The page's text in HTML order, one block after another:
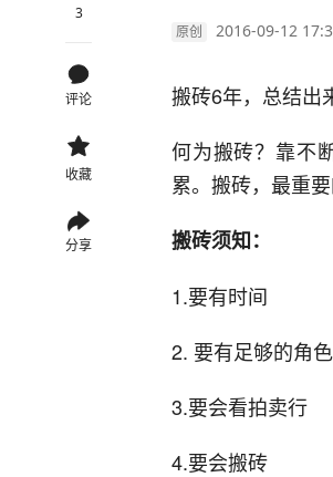
3
评论
收藏
分享
原创 2016-09-12
搬砖6年，总结出
何为搬砖？靠不
累。搬砖，最重要
搬砖须知：
1.要有时间
2. 要有足够的角色
3.要会看拍卖行
4.要会搬砖